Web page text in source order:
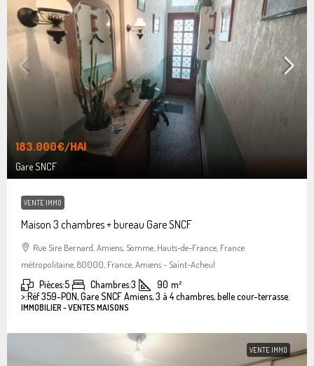
183.000€/HAI
Gare SNCF
VENTE IMMO
Maison 3 chambres + bureau Gare SNCF
Rue Sire Bernard, Amiens, Somme, Hauts-de-France, France
métropolitaine, 80000, France, Amiens - Saint-Acheul
Pièces:5 Chambres:3 90 m²
>:Réf 359-PON, Gare SNCF Amiens, 3 à 4 chambres, belle cour-terrasse.
IMMOBILIER - VENTES MAISONS
VENTE IMMO